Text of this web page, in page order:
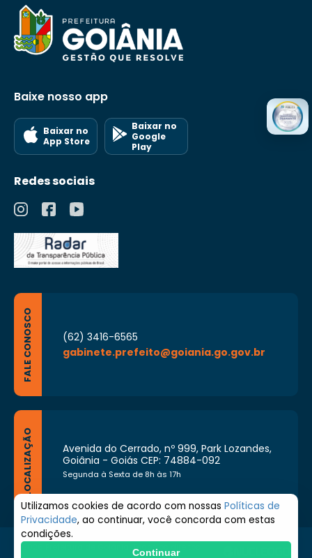
Baixe nosso app
Baixar no
App Store
Baixar no
Google
Play
Redes sociais
FALE CONOSCO
(62) 3416-6565
gabinete.prefeito@goiania.go.gov.br
LOCALIZAÇÃO
Avenida do Cerrado, nº 999, Park Lozandes,
Goiânia - Goiás CEP: 74884-092
Segunda à Sexta de 8h às 17h
© 2026 Prefeitura de Goiânia. Todos os direitos
Utilizamos cookies de acordo com nossas Políticas de
Privacidade, ao continuar, você concorda com estas
condições.
Continuar